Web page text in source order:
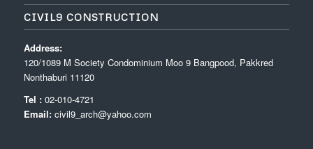
CIVIL9 CONSTRUCTION
Address:
120/1089 M Society Condominium Moo 9 Bangpood, Pakkred
Nonthaburi 11120
Tel :02-010-4721
Email: civil9_arch@yahoo.com